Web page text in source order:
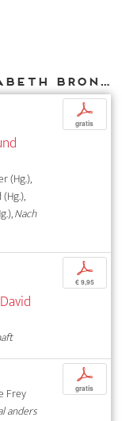
Weitere Texte von Elisabeth Bronfen bei DIAPHANES
(Hg.),
Nach
p
gratis
p
€ 9,95
Frey
anders
p
gratis